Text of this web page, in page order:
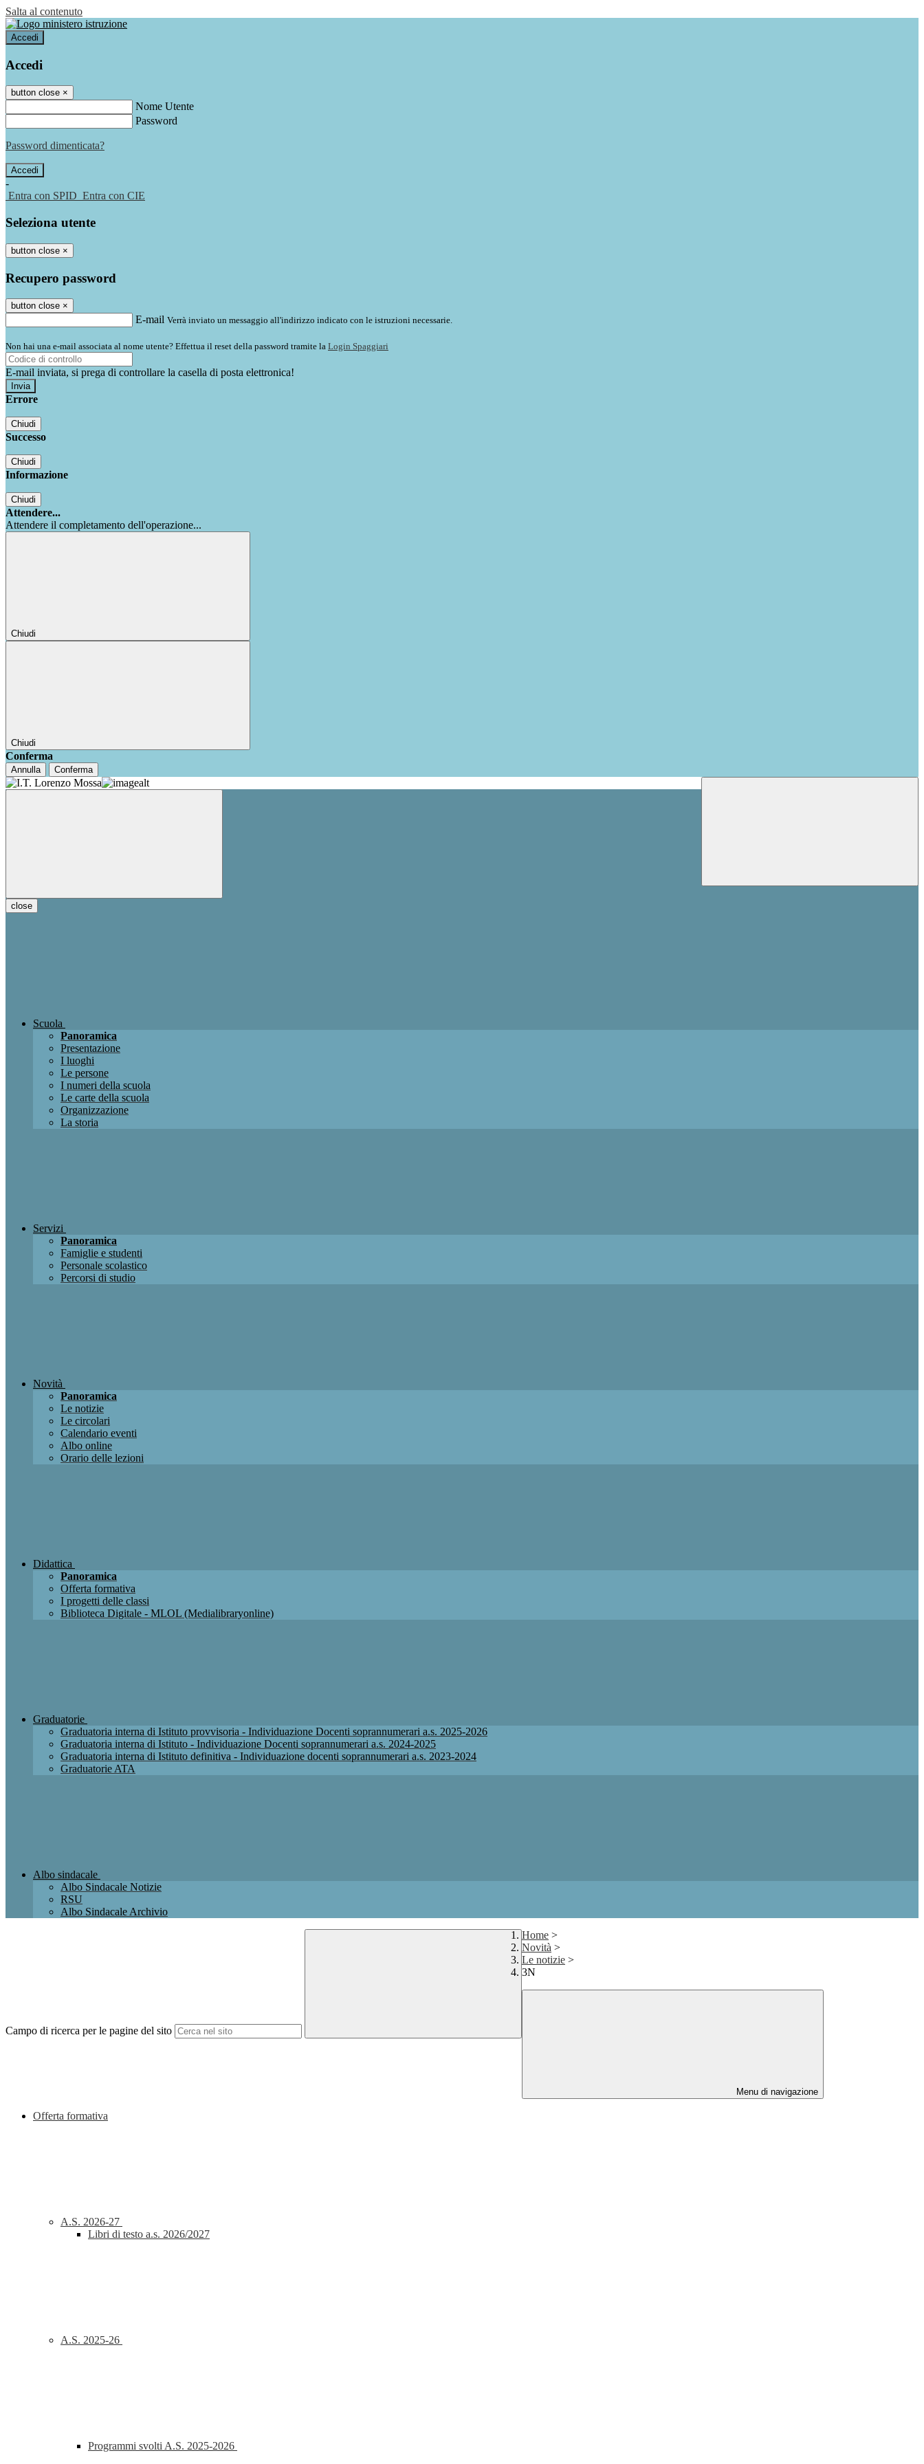
Salta al contenuto
Accedi
Accedi
button close ×
Nome Utente
Password
Password dimenticata?
-
Entra con SPID Entra con CIE
Seleziona utente
button close ×
Recupero password
button close ×
E-mail Verrà inviato un messaggio all'indirizzo indicato con le istruzioni necessarie.
Non hai una e-mail associata al nome utente? Effettua il reset della password tramite la Login Spaggiari
E-mail inviata, si prega di controllare la casella di posta elettronica!
Errore
Chiudi
Successo
Chiudi
Informazione
Chiudi
Attendere...
Attendere il completamento dell'operazione...
Chiudi
Chiudi
Conferma
Annulla Conferma
close
Scuola
Panoramica
Presentazione
I luoghi
Le persone
I numeri della scuola
Le carte della scuola
Organizzazione
La storia
Servizi
Panoramica
Famiglie e studenti
Personale scolastico
Percorsi di studio
Novità
Panoramica
Le notizie
Le circolari
Calendario eventi
Albo online
Orario delle lezioni
Didattica
Panoramica
Offerta formativa
I progetti delle classi
Biblioteca Digitale - MLOL (Medialibraryonline)
Graduatorie
Graduatoria interna di Istituto provvisoria - Individuazione Docenti soprannumerari a.s. 2025-2026
Graduatoria interna di Istituto - Individuazione Docenti soprannumerari a.s. 2024-2025
Graduatoria interna di Istituto definitiva - Individuazione docenti soprannumerari a.s. 2023-2024
Graduatorie ATA
Albo sindacale
Albo Sindacale Notizie
RSU
Albo Sindacale Archivio
Campo di ricerca per le pagine del sito
Home >
Novità >
Le notizie >
3N
Menu di navigazione
Offerta formativa
A.S. 2026-27
Libri di testo a.s. 2026/2027
A.S. 2025-26
Programmi svolti A.S. 2025-2026